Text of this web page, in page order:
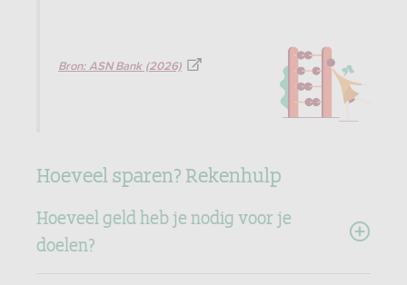
Bron: ASN Bank (2026)
Hoeveel sparen? Rekenhulp
Hoeveel geld heb je nodig voor je
doelen?